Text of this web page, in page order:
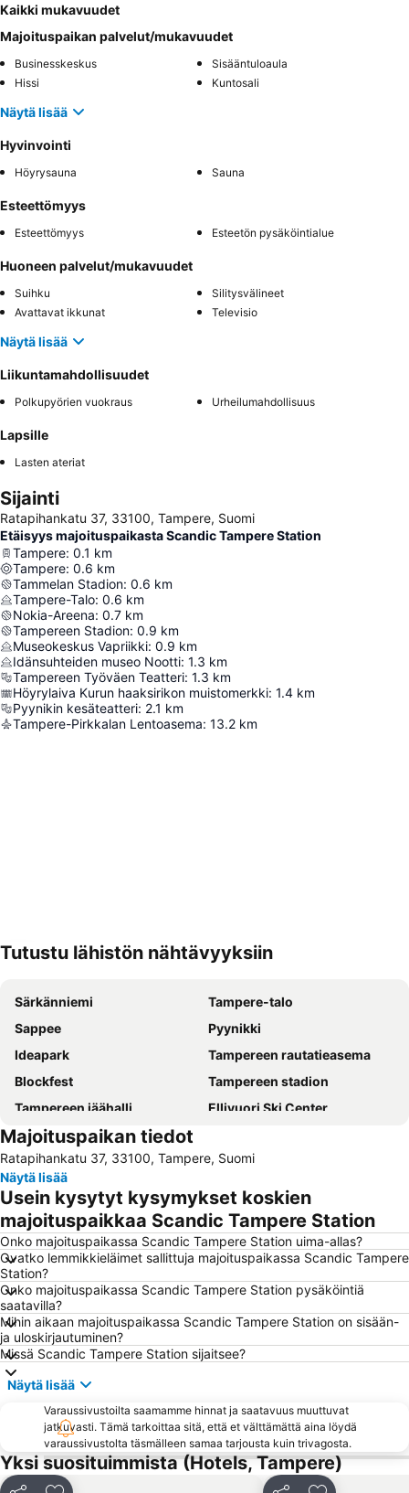
Kaikki mukavuudet
Majoituspaikan palvelut/mukavuudet
Businesskeskus
Sisääntuloaula
Hissi
Kuntosali
Näytä lisää
Hyvinvointi
Höyrysauna Sauna
Esteettömyys
Esteettömyys Esteetön pysäköintialue
Huoneen palvelut/mukavuudet
Suihku
Silitysvälineet
Avattavat ikkunat
Televisio
Näytä lisää
Liikuntamahdollisuudet
Polkupyörien vuokraus Urheilumahdollisuus
Lapsille
Lasten ateriat
Sijainti
Ratapihankatu 37, 33100, Tampere, Suomi
Etäisyys majoituspaikasta Scandic Tampere Station
Tampere: 0.1 km
Tampere: 0.6 km
Tammelan Stadion: 0.6 km
Tampere-Talo: 0.6 km
Nokia-Areena: 0.7 km
Tampereen Stadion: 0.9 km
Museokeskus Vapriikki: 0.9 km
Idänsuhteiden museo Nootti: 1.3 km
Tampereen Työväen Teatteri: 1.3 km
Höyrylaiva Kurun haaksirikon muistomerkki: 1.4 km
Pyynikin kesäteatteri: 2.1 km
Tampere-Pirkkalan Lentoasema: 13.2 km
Tutustu lähistön nähtävyyksiin
Särkänniemi
Tampere-talo
Sappee
Pyynikki
Ideapark
Tampereen rautatieasema
Blockfest
Tampereen stadion
Tampereen jäähalli
Ellivuori Ski Center
Verkosto
Tampereen työväen teatteri
Hervannan hiihtokeskus
Tampereen teatteri
Tampereen taidemessut
Alihankinta
Tampereen yliopisto
Kotimaan Matkailumessut
Rauhaniemi
Kädentaidot
Hevoset
Tampere Bus Station
Tammer-Golf
Tampereen kirjamessut
Mustavuoren laskettelukeskus
Sauna Open Air
Tampereen tuomiokirkko
Tullikamari
Vakoilumuseo
COMMUNICATION NETWORKS FINLAND
Tampereen ortodoksinen kirkko
Sportec
Apuväline
Greentec
Majoituspaikan tiedot
Ratapihankatu 37, 33100, Tampere, Suomi
Näytä lisää
Usein kysytyt kysymykset koskien
majoituspaikkaa Scandic Tampere Station
Onko majoituspaikassa Scandic Tampere Station uima-allas?
Ovatko lemmikkieläimet sallittuja majoituspaikassa Scandic Tampere
Station?
Onko majoituspaikassa Scandic Tampere Station pysäköintiä
saatavilla?
Mihin aikaan majoituspaikassa Scandic Tampere Station on sisään-
ja uloskirjautuminen?
Missä Scandic Tampere Station sijaitsee?
Näytä lisää
Varaussivustoilta saamamme hinnat ja saatavuus muuttuvat
jatkuvasti. Tämä tarkoittaa sitä, että et välttämättä aina löydä
varaussivustolta täsmälleen samaa tarjousta kuin trivagosta.
Yksi suosituimmista (Hotels, Tampere)